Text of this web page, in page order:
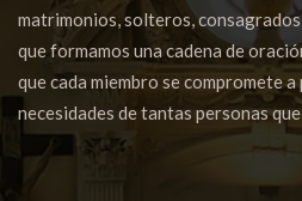
matrimonios, solteros,
que formamos una cadena de
que cada miembro se compromete
necesidades de tantas personas